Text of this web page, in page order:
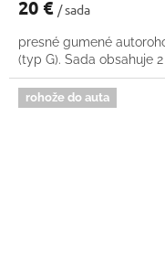
20 € / sada
presné gumené
(typ G). Sada obsahuje
rohože do auta